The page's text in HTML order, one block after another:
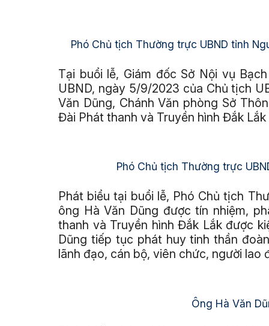
Phó Chủ tịch Thường trực UBND tỉnh
Tại buổi lễ, Giám đốc Sở Nội vụ
UBND, ngày 5/9/2023 của Chủ tịch
Văn Dũng, Chánh Văn phòng Sở
Đài Phát thanh và Truyền hình Đắk
Phó Chủ tịch Thường trực
Phát biểu tại buổi lễ, Phó Chủ tịch
ông Hà Văn Dũng được tín nhiệm,
thanh và Truyền hình Đắk Lắk được
Dũng tiếp tục phát huy tinh thần
lãnh đạo, cán bộ, viên chức, người
Ông Hà Văn